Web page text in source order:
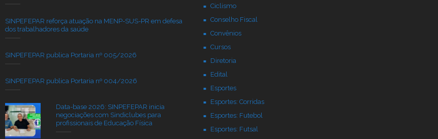
SINPEFEPAR reforça atuação na MENP-SUS-PR em defesa
dos trabalhadores da saúde
SINPEFEPAR publica Portaria nº 005/2026
SINPEFEPAR publica Portaria nº 004/2026
Data-base 2026: SINPEFEPAR inicia
negociações com Sindiclubes para
profissionais de Educação Física
Ciclismo
Conselho Fiscal
Convênios
Cursos
Diretoria
Edital
Esportes
Esportes: Corridas
Esportes: Futebol
Esportes: Futsal